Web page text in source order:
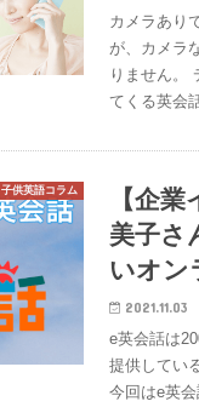
カメラあり
が、カメラ
りません。
てくる英会
子供英語コラム
【企
美子さ
いオン
2021.11.03
e英会話は
提供してい
今回はe英